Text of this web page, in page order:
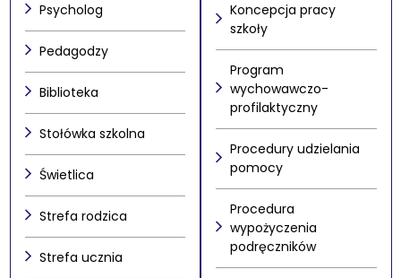
Psycholog
Pedagodzy
Biblioteka
Stołówka szkolna
Świetlica
Strefa rodzica
Strefa ucznia
Koncepcja pracy
szkoły
Program
wychowawczo-
profilaktyczny
Procedury udzielania
pomocy
Procedura
wypożyczenia
podręczników